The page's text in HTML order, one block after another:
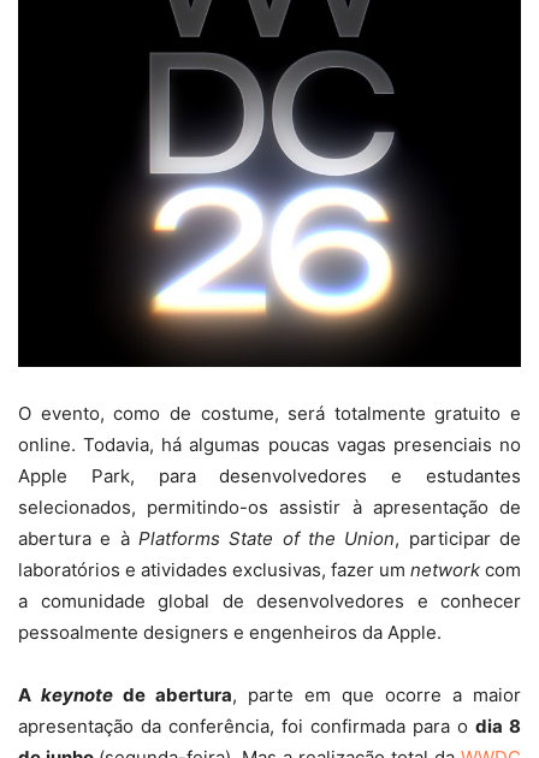
O evento, como de costume, será totalmente gratuito e
online. Todavia, há algumas poucas vagas presenciais no
Apple Park, para desenvolvedores e estudantes
selecionados, permitindo-os assistir à apresentação de
abertura e à Platforms State of the Union, participar de
laboratórios e atividades exclusivas, fazer um network com
a comunidade global de desenvolvedores e conhecer
pessoalmente designers e engenheiros da Apple.
A keynote de abertura, parte em que ocorre a maior
apresentação da conferência, foi confirmada para o dia 8